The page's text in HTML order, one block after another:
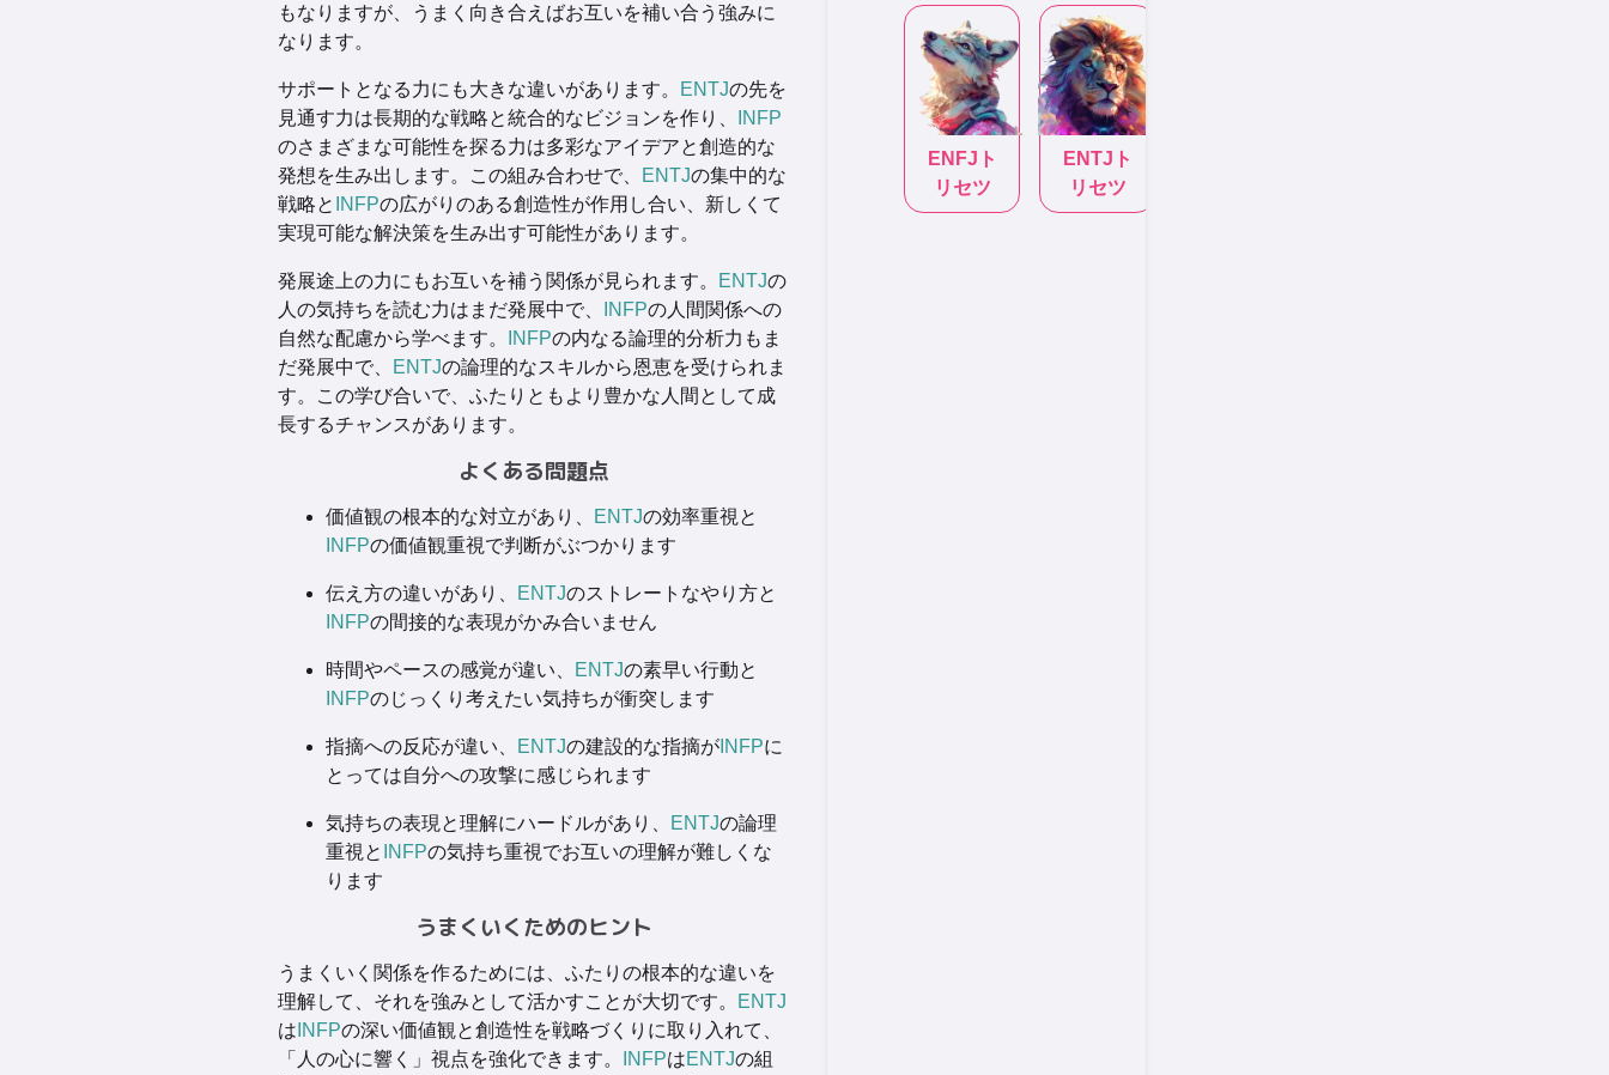
もなりますが、うまく向き合えばお互いを補い合う強みに
なります。
サポートとなる力にも大きな違いがあります。 ENTJの先を
見通す力は長期的な戦略と統合的なビジョンを作り、
INFP
のさまざまな可能性を探る力は多彩なアイデアと創造的な
発想を生み出します。この組み合わせで、
ENTJの集中的な
戦略と INFPの広がりのある創造性が作用し合い、新しくて
実現可能な解決策を生み出す可能性があります。
発展途上の力にもお互いを補う関係が見られます。 ENTJの
人の気持ちを読む力はまだ発展中で、
INFPの人間関係への
自然な配慮から学べます。
INFPの内なる論理的分析力もま
だ発展中で、
ENTJの論理的なスキルから恩恵を受けられま
す。この学び合いで、ふたりともより豊かな人間として成
長するチャンスがあります。
よくある問題点
価値観の根本的な対立があり、 ENTJの効率重視と
INFPの価値観重視で判断がぶつかります
伝え方の違いがあり、 ENTJのストレートなやり方と
INFPの間接的な表現がかみ合いません
時間やペースの感覚が違い、 ENTJの素早い行動と
INFPのじっくり考えたい気持ちが衝突します
指摘への反応が違い、 ENTJの建設的な指摘が INFPに
とっては自分への攻撃に感じられます
気持ちの表現と理解にハードルがあり、 ENTJの論理
重視と INFPの気持ち重視でお互いの理解が難しくな
ります
うまくいくためのヒント
うまくいく関係を作るためには、ふたりの根本的な違いを
理解して、それを強みとして活かすことが大切です。
ENTJ
は INFPの深い価値観と創造性を戦略づくりに取り入れて、
「人の心に響く」視点を強化できます。
INFPはENTJの組
ENFJ ト
リセツ
ENTJ ト
リセツ